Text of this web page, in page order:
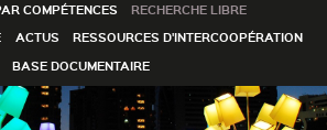
COMPÉTENCES
RECHERCHE LIBRE
ACTUS
RESSOURCES D'INTERCOOPÉRATION
BASE DOCUMENTAIRE